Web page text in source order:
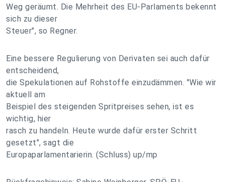
Weg geräumt. Die Mehrheit des EU-Parlaments bekennt
sich zu dieser
Steuer", so Regner.
Eine bessere Regulierung von Derivaten sei auch dafür
entscheidend,
die Spekulationen auf Rohstoffe einzudämmen. "Wie wir
aktuell am
Beispiel des steigenden Spritpreises sehen, ist es
wichtig, hier
rasch zu handeln. Heute wurde dafür erster Schritt
gesetzt", sagt die
Europaparlamentarierin. (Schluss) up/mp